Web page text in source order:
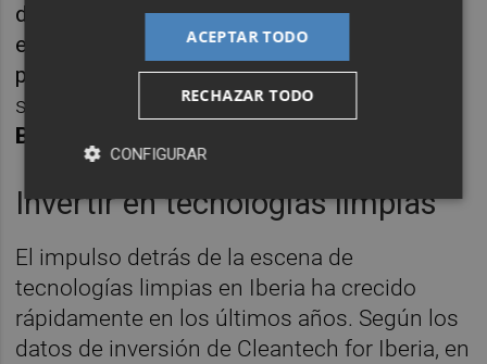
de un nuevo y emocionante capítulo para
establecer la península ibérica como el
próximo hub industrial limpio de Europa
subraya la Directora de Cleantech for Iberia,
Bianca Dragomir
Invertir en tecnologías limpias
El impulso detrás de la escena de
tecnologías limpias en Iberia ha crecido
rápidamente en los últimos años. Según los
datos de inversión de Cleantech for Iberia, en
ACEPTAR TODO
RECHAZAR TODO
CONFIGURAR